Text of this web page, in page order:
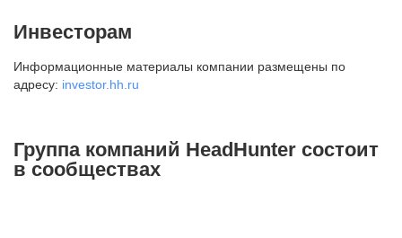
внутригородская территория
Муниципальный округ Тверской,
2-я Брестская ул., д. 48,
+7 495 980-64-27
Инвесторам
Информационные материалы компании размещены по
адресу: investor.hh.ru
Группа компаний HeadHunter состоит
в сообществах